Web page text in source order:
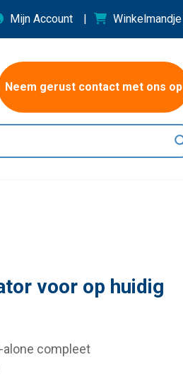
Mijn Account Winkelmandje
Neem gerust contact met ons op
voor op huidig
compleet